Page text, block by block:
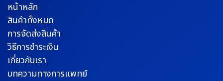
หน้าหลัก
สินค้าทั้งหมด
การจัดส่งสินค้า
วิธีการชำระเงิน
เกี่ยวกับเรา
บทความทางการแพทย์